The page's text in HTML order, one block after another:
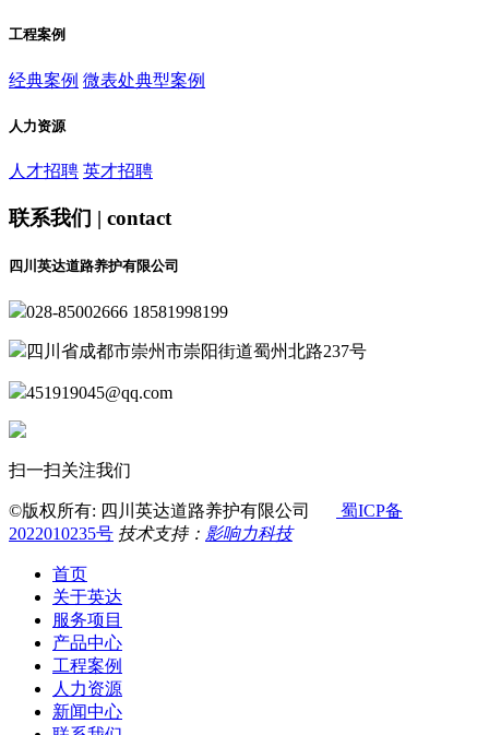
工程案例
经典案例 微表处典型案例
人力资源
人才招聘 英才招聘
联系我们 | contact
四川英达道路养护有限公司
028-85002666 18581998199
四川省成都市崇州市崇阳街道蜀州北路237号
451919045@qq.com
扫一扫关注我们
©版权所有: 四川英达道路养护有限公司
蜀ICP备
2022010235号 技术支持： 影响力科技
首页
关于英达
服务项目
产品中心
工程案例
人力资源
新闻中心